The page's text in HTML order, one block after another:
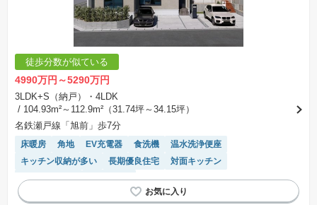
徒歩分数が似ている
4990万円～5290万円
3LDK+S（納戸）・4LDK
/ 104.93m²～112.9m²（31.74坪～34.15坪）
名鉄瀬戸線「旭前」歩7分
床暖房 角地 EV充電器 食洗機
温水洗浄便座
キッチン収納が多い
長期優良住宅
対面キッチン
トイレ2個以上
窓付き浴室